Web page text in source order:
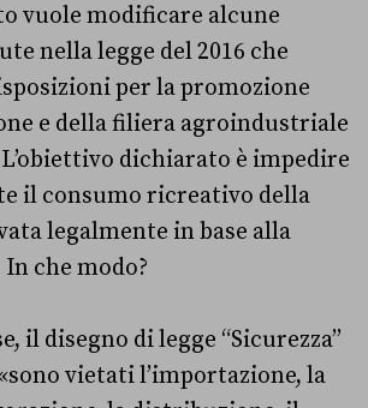
vuole modificare alcune
nella legge del 2016 che
per la promozione
e della filiera agroindustriale
dichiarato è impedire
il consumo ricreativo della
legalmente in base alla
In che modo?
il disegno di legge “Sicurezza”
vietati l’importazione, la